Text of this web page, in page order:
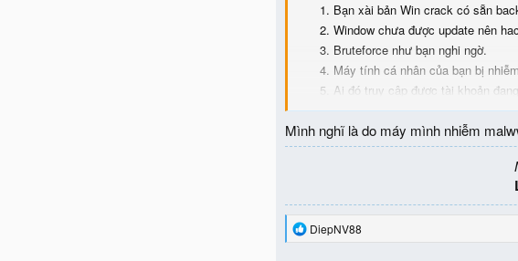
Bạn xài bản Win crack có sẵn
Window chưa được update nên
Bruteforce như bạn nghi ngờ.
Máy tính cá nhân của bạn bị
Ai đó truy cập được tài khoản
Để khắc phục tình trạng trên bạn nên tạo
scan, kiểm tra lại các tài khoản đang tồn
Mình nghĩ là do máy mình nhiễm
R
DiepNV88